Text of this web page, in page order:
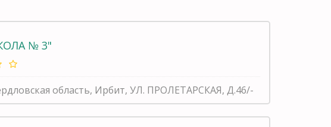
№ 3"
область, Ирбит, УЛ. ПРОЛЕТАРСКАЯ, Д.46/-